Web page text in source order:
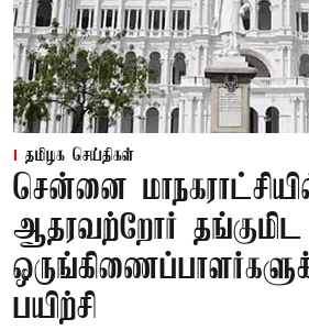
தமிழக செய்திகள்
சென்னை
ஆதரவற்றோர் தங்குமிட
பயிற்சி